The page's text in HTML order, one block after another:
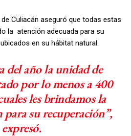
Culiacán aseguró que todas estas
la atención adecuada para su
en su hábitat natural.
del año la unidad de
por lo menos a 400
les brindamos la
su recuperación”,
expresó.